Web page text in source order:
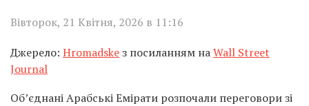
Вівторок, 21 Квітня, 2026 в 11:16
Джерело: Hromadskeз посиланням наWall Street
Journal
Об’єднані Арабські Емірати розпочали переговори зі